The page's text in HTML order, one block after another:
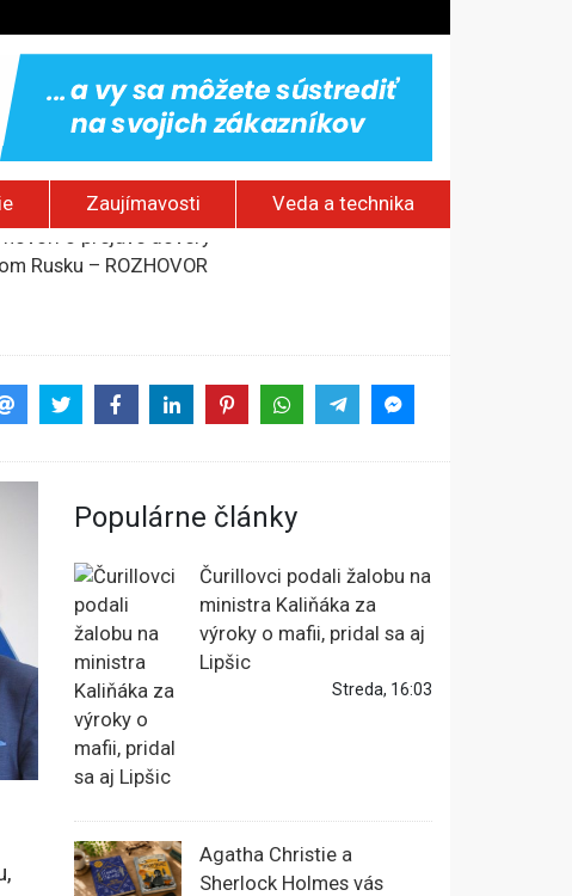
Zaujímavosti Veda a technika
Rusku – ROZHOVOR
Populárne články
Čurillovci podali žalobu na
ministra Kaliňáka za
výroky o mafii, pridal sa aj
Lipšic
Streda, 16:03
Agatha Christie a
Sherlock Holmes vás